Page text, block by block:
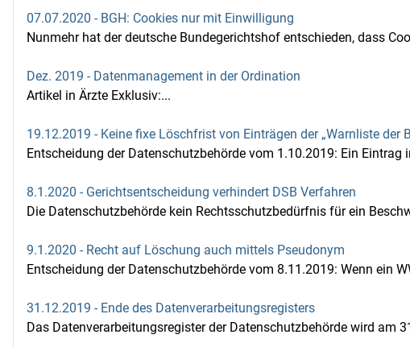
07.07.2020 - BGH: Cookies nur mit Einwilligung
Nunmehr hat der deutsche Bundegerichtshof entschieden, dass
Dez. 2019 - Datenmanagement in der Ordination
Artikel in Ärzte Exklusiv:...
19.12.2019 - Keine fixe Löschfrist von Einträgen der „Warnliste der
Entscheidung der Datenschutzbehörde vom 1.10.2019: Ein Eintrag
8.1.2020 - Gerichtsentscheidung verhindert DSB Verfahren
Die Datenschutzbehörde kein Rechtsschutzbedürfnis für ein
9.1.2020 - Recht auf Löschung auch mittels Pseudonym
Entscheidung der Datenschutzbehörde vom 8.11.2019: Wenn ein
31.12.2019 - Ende des Datenverarbeitungsregisters
Das Datenverarbeitungsregister der Datenschutzbehörde wird am